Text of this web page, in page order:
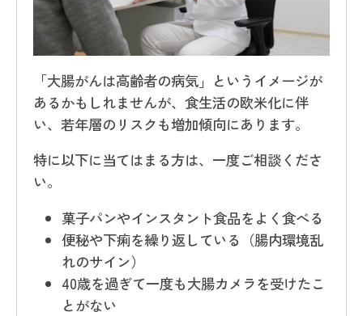
「大腸がんは高齢者の病気」というイメージが
あるかもしれませんが、食生活の欧米化に伴
い、若年層のリスクも増加傾向にあります。
特に以下に当てはまる方は、一度ご相談くださ
い。
菓子パンやインスタント食品をよく食べる
便秘や下痢を繰り返している（腸内環境乱
れのサイン）
40歳を過ぎて一度も大腸カメラを受けたこ
とがない